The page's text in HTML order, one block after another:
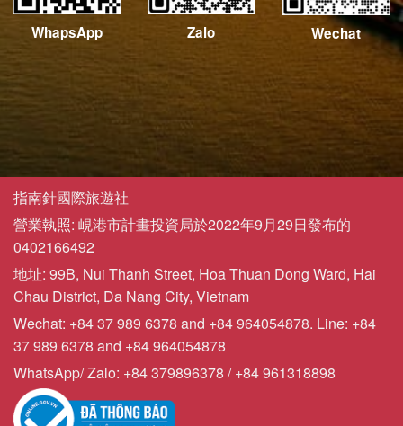
WhapsApp Zalo Wechat
指南針國際旅遊社
營業執照: 峴港市計畫投資局於2022年9月29日發布的
0402166492
地址: 99B, Nui Thanh Street, Hoa Thuan Dong Ward, Hai
Chau District, Da Nang City, Vietnam
Wechat: +84 37 989 6378 and +84 964054878. Line: +84
37 989 6378 and +84 964054878
WhatsApp/ Zalo: +84 379896378 / +84 961318898